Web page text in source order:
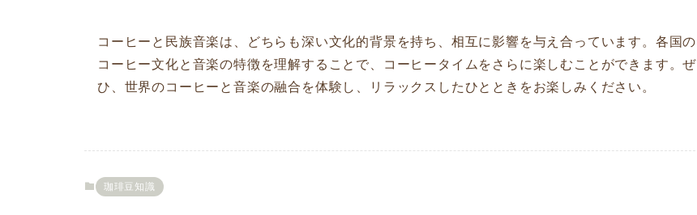
コーヒーと民族音楽は、どちらも深い文化的背景を持ち、相互に影響を与え合っています。各国の
コーヒー文化と音楽の特徴を理解することで、コーヒータイムをさらに楽しむことができます。ぜ
ひ、世界のコーヒーと音楽の融合を体験し、リラックスしたひとときをお楽しみください。
珈琲豆知識